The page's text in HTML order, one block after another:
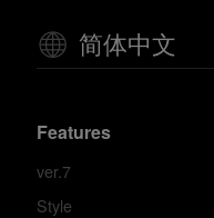
简体中文
Features
ver.7
Style